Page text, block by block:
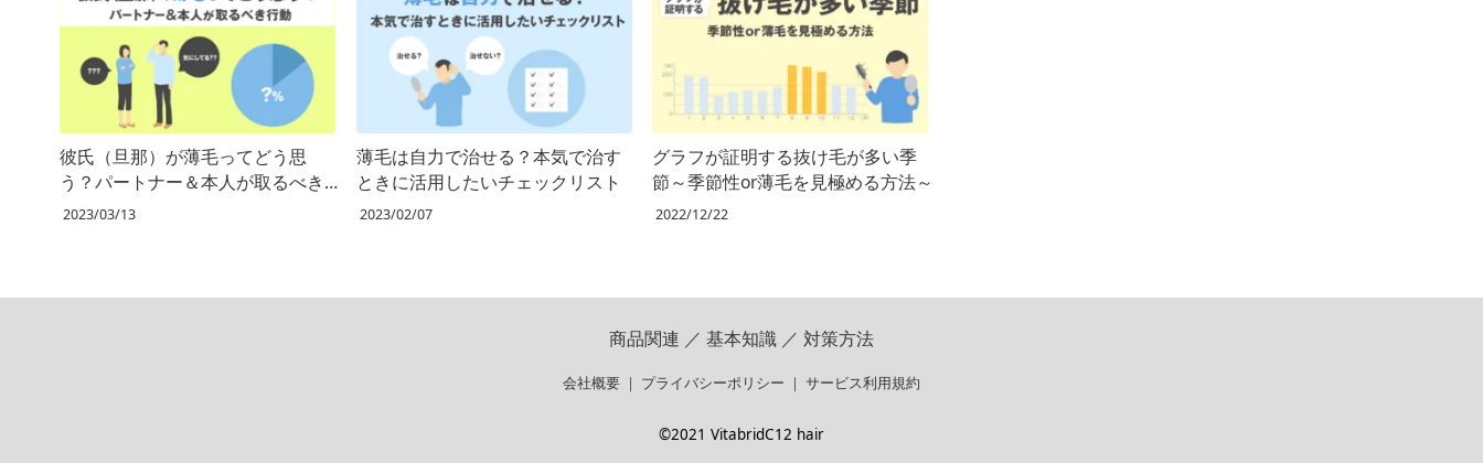
彼氏（旦那）が薄毛ってどう思
う？パートナー＆本人が取るべき
行動
2023/03/13
薄毛は自力で治せる？本気で治す
ときに活用したいチェックリスト
2023/02/07
グラフが証明する抜け毛が多い季
節～季節性or薄毛を見極める方法～
2022/12/22
商品関連 ／ 基本知識 ／ 対策方法
会社概要 ｜ プライバシーポリシー ｜ サービス利用規約
©2021 VitabridC12 hair